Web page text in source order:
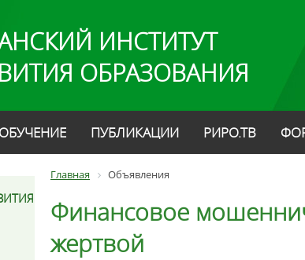
ИНСТИТУТ
ОБРАЗОВАНИЯ
ОБУЧЕНИЕ ПУБЛИКАЦИИ РИРО.ТВ
Главная Объявления
Финансовое
жертвой